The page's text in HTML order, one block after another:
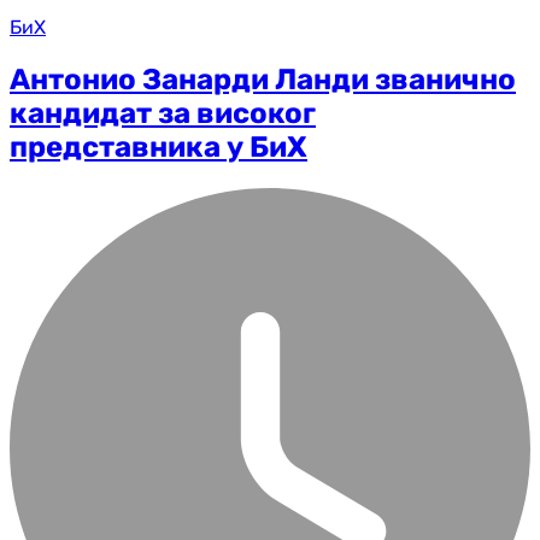
БиХ
Антонио Занарди Ланди званично
кандидат за високог
представника у БиХ